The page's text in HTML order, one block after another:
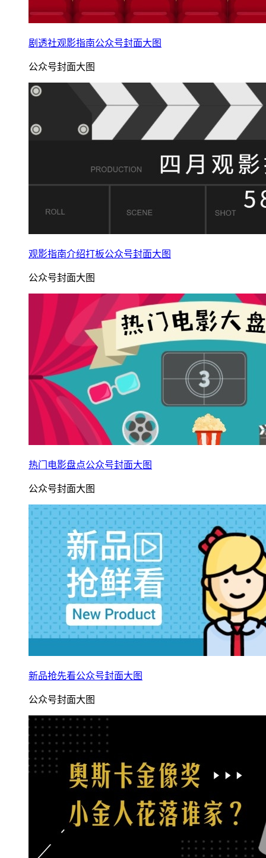
剧透社观影指南公众号封面大图
公众号封面大图
观影指南介绍打板公众号封面大图
公众号封面大图
热门电影盘点公众号封面大图
公众号封面大图
新品抢先看公众号封面大图
公众号封面大图